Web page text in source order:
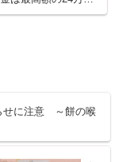
んは親でもない孝
孝子さんのために
せに注意 ～餅の喉